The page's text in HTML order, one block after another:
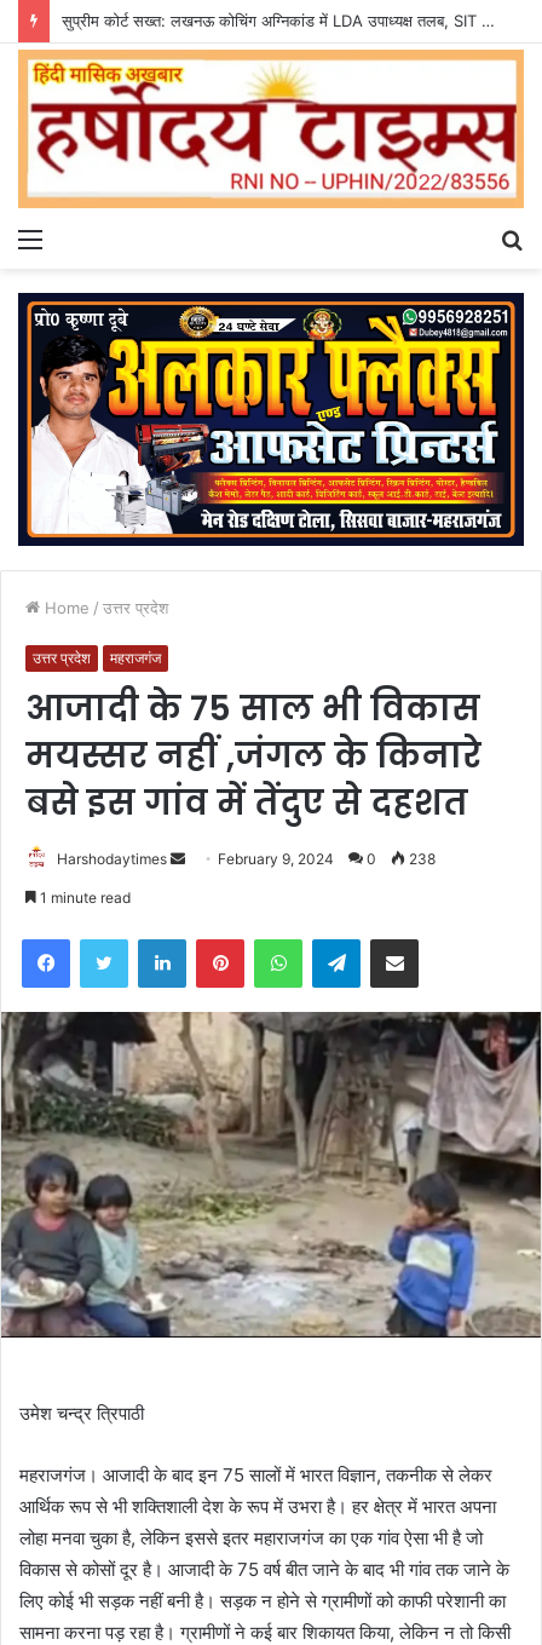
सुप्रीम कोर्ट सख्त: लखनऊ कोचिंग अग्निकांड में LDA उपाध्यक्ष तलब, SIT से मांगी सीलबंद रिपोर्ट
Menu
Home / उत्तर प्रदेश
उत्तर प्रदेश महराजगंज
आजादी के 75 साल भी विकास
मयस्सर नहीं ,जंगल के किनारे
बसे इस गांव में तेंदुए से दहशत
Harshodaytimes
Send February 9, 2024 0 238
1 minute read
FacebookTwitter LinkedInPinterestWhatsAppTelegramShare via Email
उमेश चन्द्र त्रिपाठी
महराजगंज। आजादी के बाद इन 75 सालों में भारत विज्ञान, तकनीक से लेकर
आर्थिक रूप से भी शक्तिशाली देश के रूप में उभरा है। हर क्षेत्र में भारत अपना
लोहा मनवा चुका है, लेकिन इससे इतर महाराजगंज का एक गांव ऐसा भी है जो
विकास से कोसों दूर है। आजादी के 75 वर्ष बीत जाने के बाद भी गांव तक जाने के
लिए कोई भी सड़क नहीं बनी है। सड़क न होने से ग्रामीणों को काफी परेशानी का
सामना करना पड़ रहा है। ग्रामीणों ने कई बार शिकायत किया, लेकिन न तो किसी